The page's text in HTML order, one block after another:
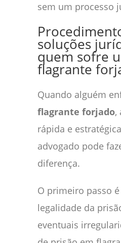
sem um processo
soluções
quem sofre
flagrante
Quando alguém
flagrante forjado,
rápida e
advogado pode
diferença.
O primeiro passo
legalidade da
eventuais